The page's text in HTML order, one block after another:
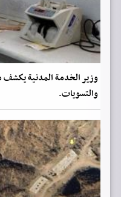
وزير الخدمة المدنية يكشف
والتسويات.